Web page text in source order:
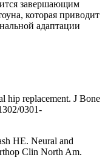
завершающим
которая приводит
адаптации
hip replacement. J Bone
0301-
HE. Neural and
Clin North Am.